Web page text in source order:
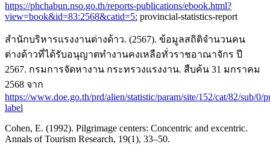
https://phchabun.nso.go.th/reports-publications/ebook.html?
view=book&id=83:2568&catid=5: provincial-statistics-report
สำนักบริหารแรงงานต่างด้าว. (2567). ข้อมูลสถิติจำนวนคน
ต่างด้าวที่ได้รับอนุญาตทำงานคงเหลือทั่วราชอาณาจักร ปี
2567. กรมการจัดหางาน กระทรวงแรงงาน. สืบค้น 31 มกราคม
2568 จาก
https://www.doe.go.th/prd/alien/statistic/param/site/152/cat/82/sub/0/
label
Cohen, E. (1992). Pilgrimage centers: Concentric and excentric.
Annals of Tourism Research, 19(1), 33–50.